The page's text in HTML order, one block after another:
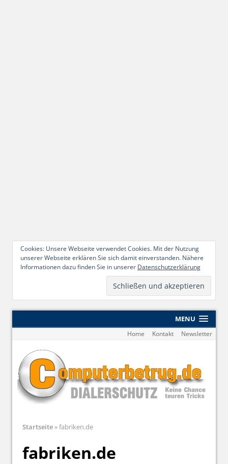
Cookies: Unsere Webseite verwendet Cookies. Mit der Nutzung
unserer Webseite erklären Sie sich damit einverstanden. Nähere
Informationen dazu finden Sie in unserer Datenschutzerklärung
MENU
Home Kontakt Newsletter
Startseite»fabriken.de
fabriken.de